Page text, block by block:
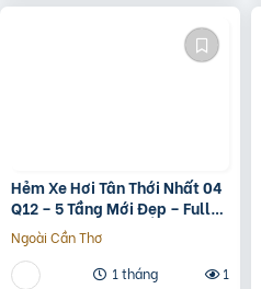
Hẻm Xe Hơi Tân Thới Nhất 04
Q12 – 5 Tầng Mới Đẹp – Full
Nội Thất – Giá 7.3 Tỷ
Ngoài Cần Thơ
1 tháng
1